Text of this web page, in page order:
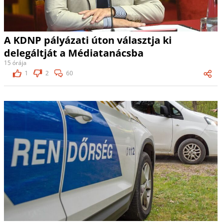
A KDNP pályázati úton választja ki
delegáltját a Médiatanácsba
15 órája
1
2 60